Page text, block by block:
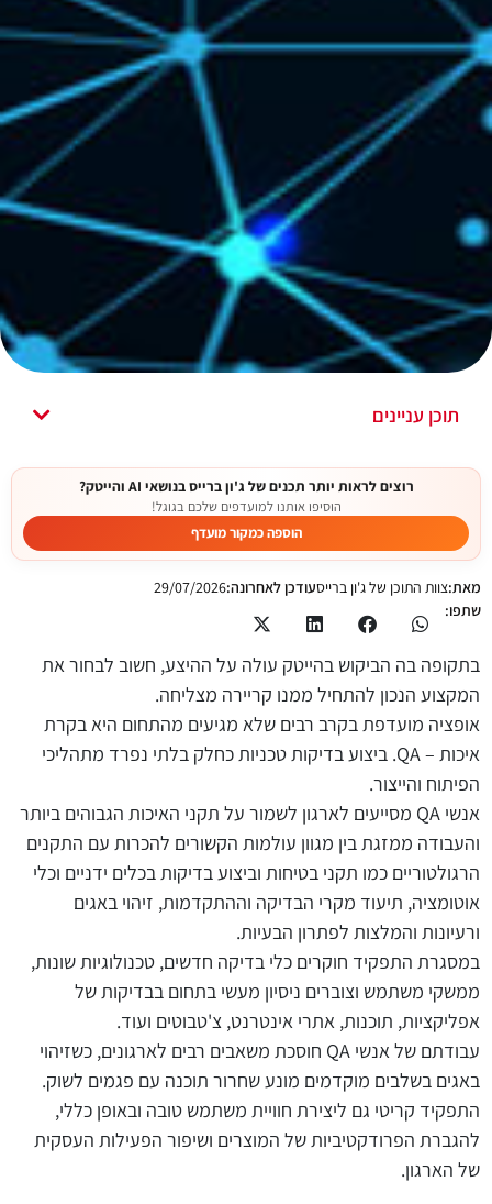
תוכן עניינים
רוצים לראות יותר תכנים של ג'ון ברייס בנושאי AI והייטק?
הוסיפו אותנו למועדפים שלכם בגוגל!
הוספה כמקור מועדף
מאת:צוות התוכן של ג'ון ברייסעודכן לאחרונה:29/07/2026
שתפו:
בתקופה בה הביקוש בהייטק עולה על ההיצע, חשוב לבחור את
המקצוע הנכון להתחיל ממנו קריירה מצליחה.
אופציה מועדפת בקרב רבים שלא מגיעים מהתחום היא בקרת
איכות –QA. ביצוע בדיקות טכניות כחלק בלתי נפרד מתהליכי
הפיתוח והייצור.
אנשי QA מסייעים לארגון לשמור על תקני האיכות הגבוהים ביותר
והעבודה ממזגת בין מגוון עולמות הקשורים להכרות עם התקנים
הרגולטוריים כמו תקני בטיחות וביצוע בדיקות בכלים ידניים וכלי
אוטומציה, תיעוד מקרי הבדיקה וההתקדמות, זיהוי באגים
ורעיונות והמלצות לפתרון הבעיות.
במסגרת התפקיד חוקרים כלי בדיקה חדשים, טכנולוגיות שונות,
ממשקי משתמש וצוברים ניסיון מעשי בתחום בבדיקות של
אפליקציות, תוכנות, אתרי אינטרנט, צ'טבוטים ועוד.
עבודתם של אנשי QA חוסכת משאבים רבים לארגונים, כשזיהוי
באגים בשלבים מוקדמים מונע שחרור תוכנה עם פגמים לשוק.
התפקיד קריטי גם ליצירת חוויית משתמש טובה ובאופן כללי,
להגברת הפרודקטיביות של המוצרים ושיפור הפעילות העסקית
של הארגון.